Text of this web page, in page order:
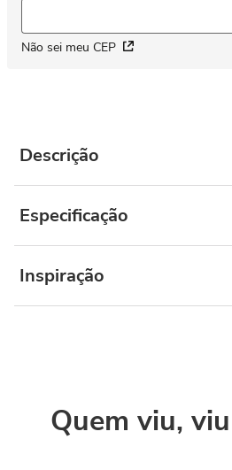
Não sei meu CEP
Descrição
Especificação
Inspiração
Quem viu,